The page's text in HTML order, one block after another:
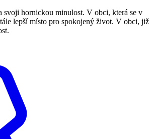
svoji hornickou minulost. V obci, která se v
lepší místo pro spokojený život. V obci, již